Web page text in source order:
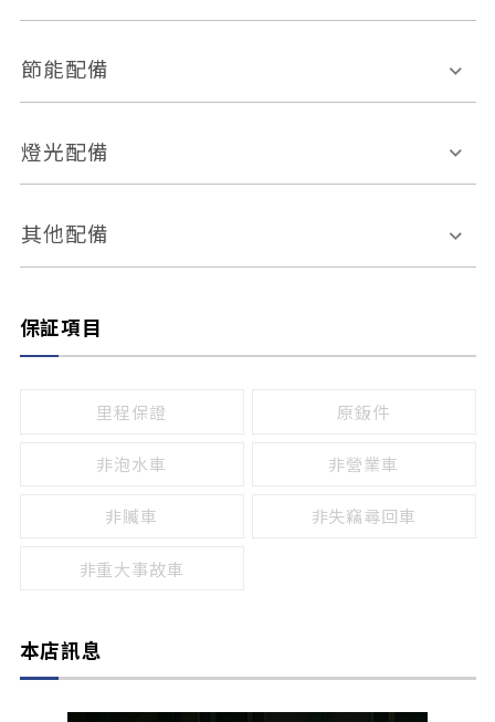
車道偏離警示
自動停車系統 盲點偵測系統
倒車雷達
皮椅
無
有
外部音源接入
節能配備
引擎啟閉系統
燈光配備
感應頭燈
頭燈光源
其他配備
保証項目
里程保證 原鈑件
非泡水車 非營業車
非贓車 非失竊尋回車
非重大事故車
本店訊息